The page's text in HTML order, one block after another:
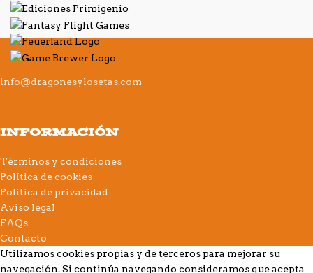
info@dragonesylosetas.com
INFORMACIÓN
Términos y condiciones
Política de cookies
Política de privacidad
Aviso legal
FAQs
Contacto
Utilizamos cookies propias y de terceros para mejorar su
navegación. Si continúa navegando consideramos que acepta